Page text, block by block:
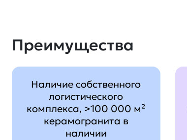
Преимущества
Наличие собственного
логистического
комплекса, >100 000 м²
керамогранита в
наличии